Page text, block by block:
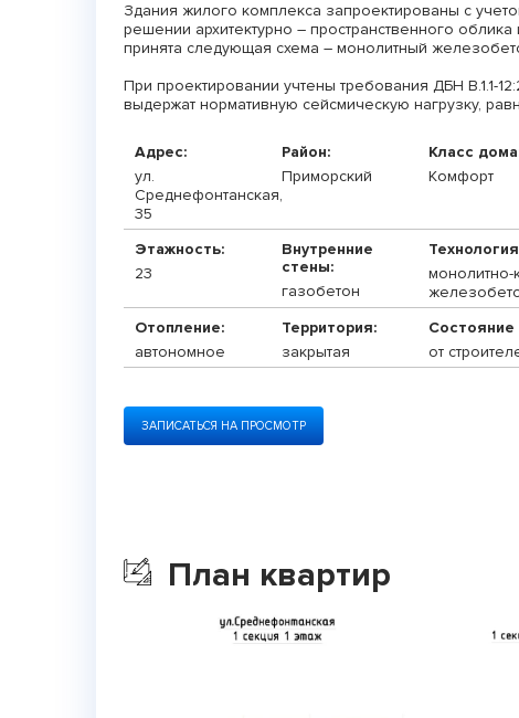
Здания жилого комплекса запроектированы с
решении архитектурно – пространственного
принята следующая схема – монолитный
При проектировании учтены требования ДБН В.1.1-
выдержат нормативную сейсмическую нагрузку,
Адрес:
ул.
Среднефонтанская,
35
Район:
Приморский
Класс
Комфорт
Этажность:
23
Внутренние
стены:
газобетон
монолитно-
Отопление:
автономное
Территория:
закрытая
Состояние
от
ЗАПИСАТЬСЯ НА ПРОСМОТР
План квартир